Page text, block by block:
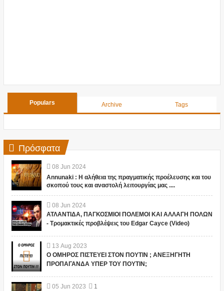
Populars Archive Tags
Πρόσφατα
08 Jun 2024
Annunaki : Η αλήθεια της πραγματικής προέλευσης και του
σκοπού τους και αναστολή λειτουργίας μας ....
08 Jun 2024
ΑΤΛΑΝΤΙΔΑ, ΠΑΓΚΟΣΜΙΟΙ ΠΟΛΕΜΟΙ ΚΑΙ ΑΛΛΑΓΗ ΠΟΛΩΝ
- Τρομακτικές προβλέψεις του Edgar Cayce (Video)
13 Aug 2023
Ο ΟΜΗΡΟΣ ΠΙΣΤΕΥΕΙ ΣΤΟΝ ΠΟΥΤΙΝ ; ΑΝΕΞΗΓΗΤΗ
ΠΡΟΠΑΓΑΝΔΑ ΥΠΕΡ ΤΟΥ ΠΟΥΤΙΝ;
05 Jun 2023
1